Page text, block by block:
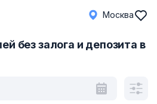
Москва
без залога и депозита в